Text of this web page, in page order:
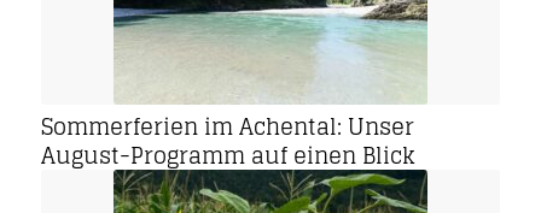
Sommerferien im Achental: Unser
August-Programm auf einen Blick